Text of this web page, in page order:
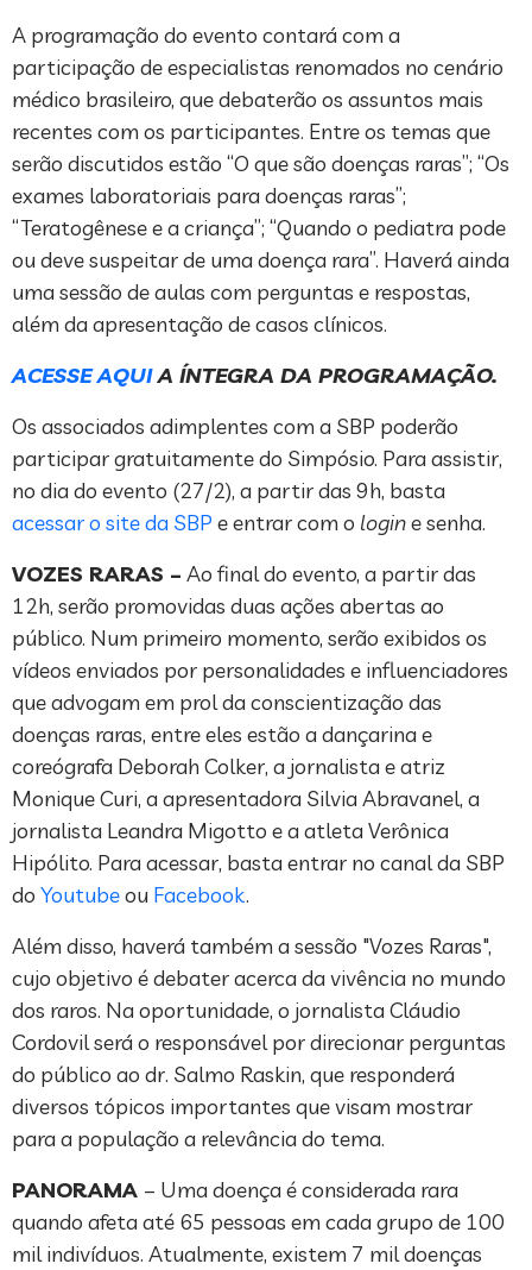
A programação do evento contará com a
participação de especialistas renomados no cenário
médico brasileiro, que debaterão os assuntos mais
recentes com os participantes. Entre os temas que
serão discutidos estão “O que são doenças raras”; “Os
exames laboratoriais para doenças raras”;
“Teratogênese e a criança”; “Quando o pediatra pode
ou deve suspeitar de uma doença rara”. Haverá ainda
uma sessão de aulas com perguntas e respostas,
além da apresentação de casos clínicos.
ACESSE AQUIA ÍNTEGRA DA PROGRAMAÇÃO.
Os associados adimplentes com a SBP poderão
participar gratuitamente do Simpósio. Para assistir,
no dia do evento (27/2), a partir das 9h, basta
acessar o site da SBP e entrar com o logine senha.
VOZES RARAS – Ao final do evento, a partir das
12h, serão promovidas duas ações abertas ao
público. Num primeiro momento, serão exibidos os
vídeos enviados por personalidades e influenciadores
que advogam em prol da conscientização das
doenças raras, entre eles estão a dançarina e
coreógrafa Deborah Colker, a jornalista e atriz
Monique Curi, a apresentadora Silvia Abravanel, a
jornalista Leandra Migotto e a atleta Verônica
Hipólito. Para acessar, basta entrar no canal da SBP
do Youtubeou Facebook.
Além disso, haverá também a sessão "Vozes Raras",
cujo objetivo é debater acerca da vivência no mundo
dos raros. Na oportunidade, o jornalista Cláudio
Cordovil será o responsável por direcionar perguntas
do público ao dr. Salmo Raskin, que responderá
diversos tópicos importantes que visam mostrar
para a população a relevância do tema.
PANORAMA – Uma doença é considerada rara
quando afeta até 65 pessoas em cada grupo de 100
mil indivíduos. Atualmente, existem 7 mil doenças